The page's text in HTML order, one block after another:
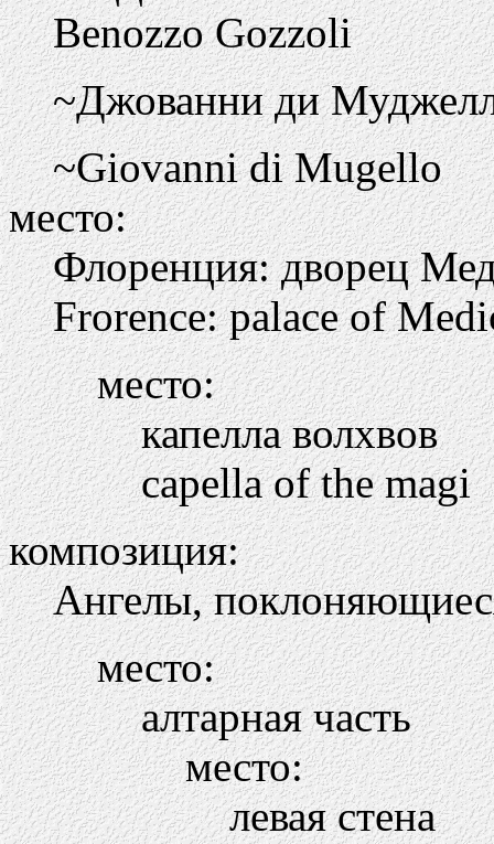
Benozzo Gozzoli
~Джованни ди
~Giovanni di Mugello
место:
Флоренция: дворец
Frorence: palace of
место:
капелла волхвов
capella of the magi
композиция:
Ангелы,
место:
алтарная часть
место:
левая стена